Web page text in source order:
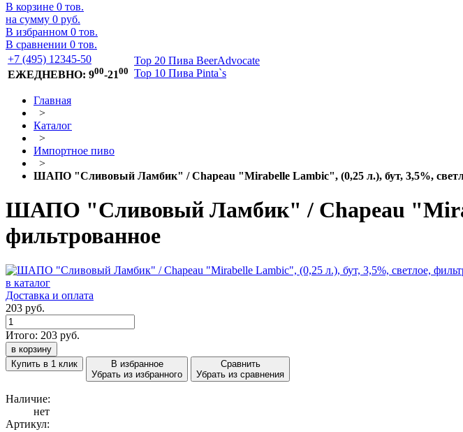
В корзине 0 тов.
на сумму 0 руб.
В избранном 0 тов.
В сравнении 0 тов.
+7 (495) 12345-50
ЕЖЕДНЕВНО: 900-2100
Top 20 Пива BeerAdvocate
Top 10 Пива Pinta`s
Главная
>
Каталог
>
Импортное пиво
>
ШАПО "Сливовый Ламбик" / Chapeau "Mirabelle Lambic", (0,25 л.), бут, 3,5%,
ШАПО "Сливовый Ламбик" / Chapeau
фильтрованное
в каталог
Доставка и оплата
203 руб.
Итого: 203 руб.
в корзину
Купить в 1 клик
В избранное
Убрать из избранного
Сравнить
Убрать из сравнения
Наличие:
нет
Артикул: